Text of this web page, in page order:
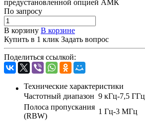
предустановленной опцией АМК
По запросу
В корзину В корзине
Купить в 1 клик Задать вопрос
Поделиться ссылкой:
Технические характеристики
Частотный диапазон 9 кГц-7,5 ГГц
Полоса пропускания
(RBW)
1 Гц-3 МГц